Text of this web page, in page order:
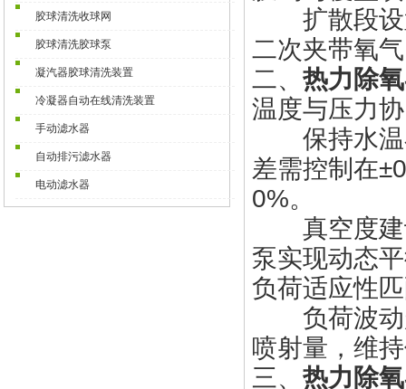
胶球清洗收球网
胶球清洗胶球泵
凝汽器胶球清洗装置
冷凝器自动在线清洗装置
手动滤水器
自动排污滤水器
电动滤水器
扩散段设
二次夹带氧
二、 热力除
温度与压力
保持水温
差需控制在
0%。
真空度建
泵实现动态
负荷适应性
负荷波动
喷射量，维
三、 热力除